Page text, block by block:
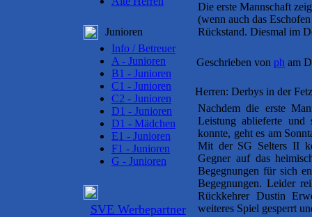
Junioren
Info / Betreuer
A - Junioren
B1 - Junioren
C1 - Junioren
C2 - Junioren
D1 - Junioren
D1 - Mädchen
E1 - Junioren
F1 - Junioren
G - Junioren
SVE Werbepartner
Die erste Mannschaft
(wenn auch das
Rückstand. Diesmal im
Geschrieben von ph am
Herren: Derbys in der
Nachdem die erste
Leistung ablieferte
konnte, geht es am
Mit der SG Selters II
Gegner auf das
Begegnungen für sich
Begegnungen. Leider
Rückkehrer Dustin
weiteres Spiel gesperrt